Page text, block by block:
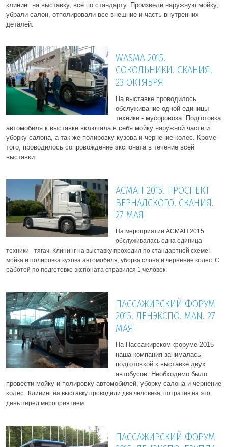
клининг на выставку, всё по стандарту. Произвели наружную мойку,
убрали салон, отполировали все внешние и часть внутренних
деталей.
WASMA 2015.
СОКОЛЬНИКИ. СКАНИЯ.
23 ОКТЯБРЯ
На выставке проводилось
обслуживание одной единицы
техники - мусоровоза. Подготовка
автомобиля к выставке включала в себя мойку наружной части и
уборку салона, а так же полировку кузова и чернение колес. Кроме
того, проводилось сопровождение экспоната в течение всей
выставки.
АСМАП 2015. ПРОСПЕКТ
ВЕРНАДСКОГО. СКАНИЯ.
27 МАЯ
На мероприятии АСМАП 2015
обслуживалась одна единица
техники - тягач. Клининг на выставку проходил по стандартной схеме:
мойка и полировка кузова автомобиля, уборка слона и чернение колес. С
работой по подготовке экспоната справился 1 человек.
ПАССАЖИРСКИЙ ФОРУМ
2015. ЛЕНЭКСПО. MAN. 27
МАЯ
На Пассажирском форуме 2015
наша компания занималась
подготовкой к выставке двух
автобусов. Необходимо было
провести мойку и полировку автомобилей, уборку салона и чернение
колес. Клининг на выставку проводили два человека, потратив на это
день перед мероприятием.
ПАССАЖИРСКИЙ ФОРУМ